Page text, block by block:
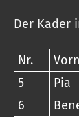
Der Kader
Nr.
5
Pia
6